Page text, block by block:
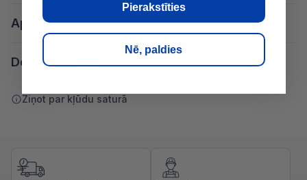
Apraksts
Dokumentācija
Ziņot par kļūdu saturā
Pierakstīties
Nē, paldies